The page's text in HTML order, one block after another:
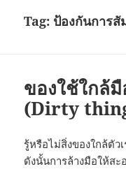
Tag: ป้องกันการสั
ของใช้ใกล้
(Dirty
รู้หรือไม่สิ่งของใกล้ตัว
ดังนั้นการล้างมือให้ส